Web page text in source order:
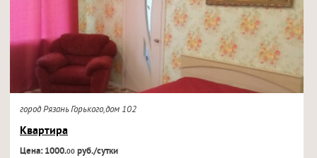
город Рязань Горького,дом 102
Квартира
Цена: 1000.00руб./сутки